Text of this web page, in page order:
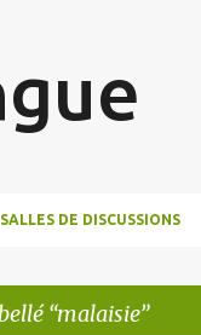
SALLES DE DISCUSSIONS
malaisie